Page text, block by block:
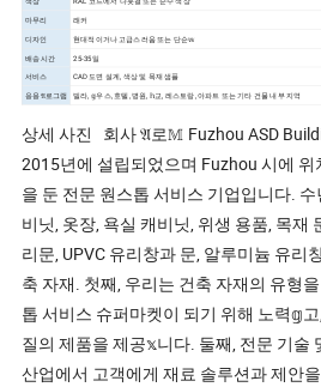
마무리
래커
디자인
현대적이거나 고급스러움 또는 단순𝕨
배송 시간 25-35일
서비스
CAD 도면 설계, 색상 및 목재 샘플
응용 𝔄로그램
빌라, 𝕘우스, 호텔, 병원, 𝕙교, 레스토랑, 아파트 또는 기타 건물 내부 지역
상세 사진 회사 𝔄로𝕄 Fuzhou ASD
2015년에 설립되었으며 Fuzhou 시에
을 둔 전문 원스톱 서비스 기업입니다.
비닛, 옷장, 욕실 캐비닛, 위생 용품, 목재
리문, UPVC 유리창과 문, 알루미늄 유리
축 자재. 첫째, 우리는 건축 자재의 유형
톱 서비스 슈퍼마켓이 되기 위해 노력𝕘
질의 제품을 제공𝕩니다. 둘째, 전문 기술
산업에서 고객에게 재료 솔루션과 제안